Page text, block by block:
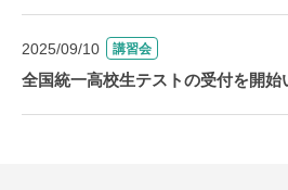
2025/09/10 講習会
全国統一高校生テストの受付を開始